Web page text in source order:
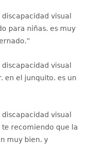
visual
para niñas. es muy
”
visual
en el junquito. es un
visual
te recomiendo que la
muy bien. y